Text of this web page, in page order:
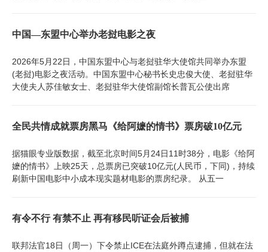
中国—东盟中心举办老挝电影之夜
2026年5月22日，中国东盟中心与老挝驻华大使馆共同举办东盟
(老挝)电影之夜活动。中国东盟中心秘书长史忠俊大使、老挝驻华
大使夫人苏佳敏女士、老挝驻华大使馆副馆长普瓦公使出席
全民共情成就票房黑马《给阿嬷的情书》票房破10亿元
据猫眼专业版数据，截至北京时间5月24日11时38分，电影《给阿
嬷的情书》上映25天，总票房已突破10亿元(人民币，下同)，持续
刷新中国电影中小成本现实题材电影的票房纪录。 从五一
有令不行 有禁不止 再有移民听证会后被捕
联邦法官18日（周一）下令禁止ICE在法庭外蹲点逮捕，但就在法